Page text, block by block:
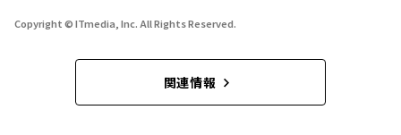
Copyright © ITmedia, Inc. All Rights Reserved.
関連情報